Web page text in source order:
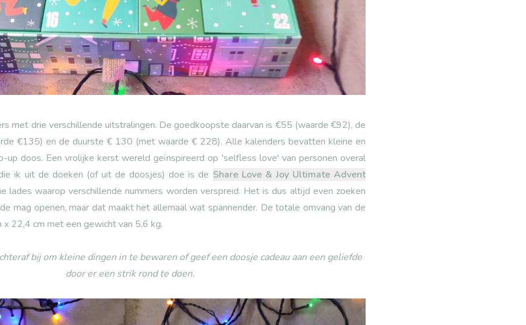
met drie verschillende uitstralingen. De goedkoopste daarvan is €55 (waarde €92), de
€135) en de duurste € 130 (met waarde € 228). Alle kalenders bevatten kleine en
up doos. Een vrolijke kerst wereld geïnspireerd op 'selfless love' van personen overal
ik uit de doeken (of uit de doosjes) doe is de Share Love & Joy Ultimate Advent
lades waarop verschillende nummers worden verspreid. Het is dus altijd even zoeken
mag openen, maar dat maakt het allemaal wat spannender. De totale omvang van de
22,4 cm met een gewicht van 5,6 kg.
bij om kleine dingen in te bewaren of geef een doosje cadeau aan een geliefde
door er een strik rond te doen.